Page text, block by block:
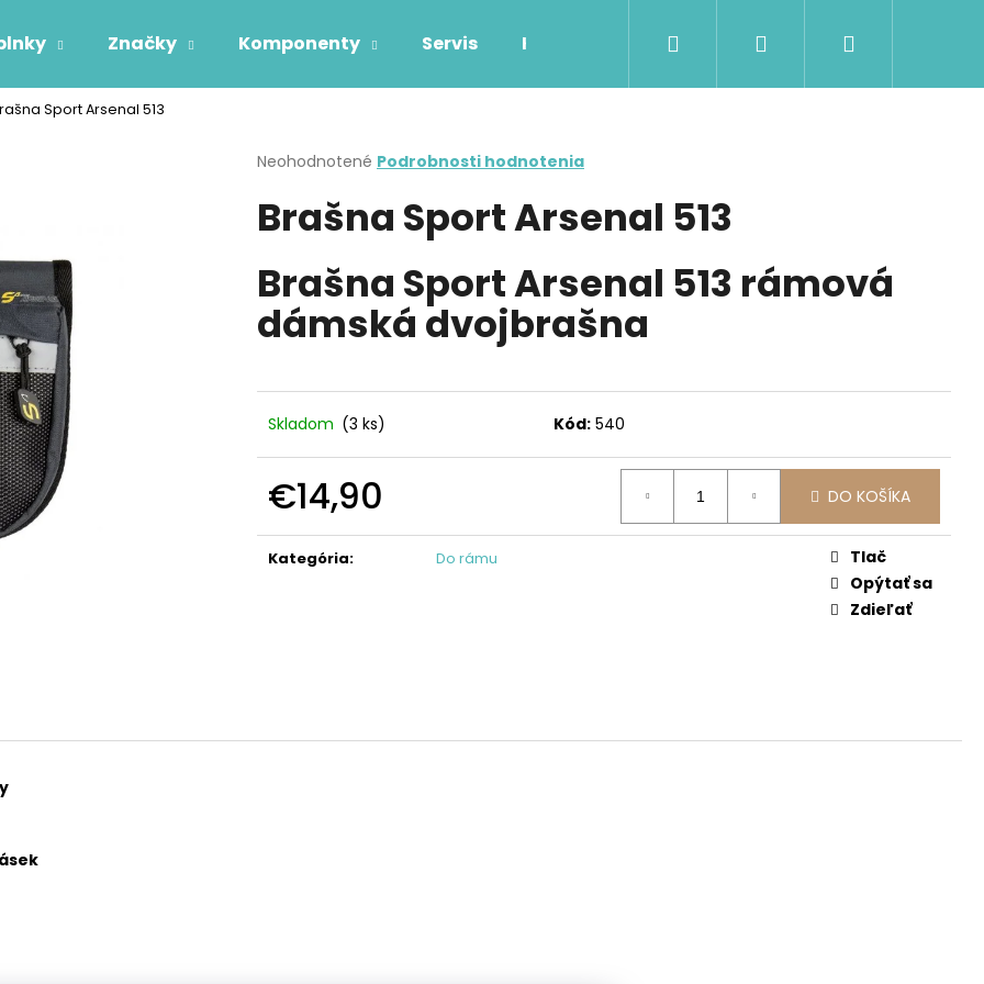
Značky Komponenty Servis Kontakty Možnosti dopravy a platby
Hľadať Prihlásenie
Sport Arsenal 513
Priemerné
produktu
je
z
hviezdičiek.
Neohodnotené Podrobnosti hodnotenia
Brašna Sport Arsenal 513
Brašna Sport Arsenal 513 rámová
dámská dvojbrašna
Skladom (3 ks) Kód: 540
€14,90 DO KOŠÍKA
Kategória: Do rámu
Tlač
Opýtať sa
Zdieľať
Čo potrebujete nájsť?
HĽADAŤ
HG41 7
REŤAZ HG40